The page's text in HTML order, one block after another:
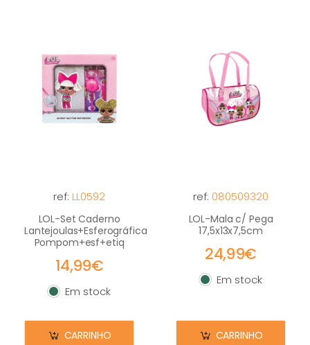
ref: LL0592
LOL-Set Caderno
Lantejoulas+Esferográfica
Pompom+esf+etiq
14,99€
Em stock
Em stock
CARRINHO
ref: 080509320
LOL-Mala c/ Pega
17,5x13x7,5cm
24,99€
Em stock
Em stock
CARRINHO